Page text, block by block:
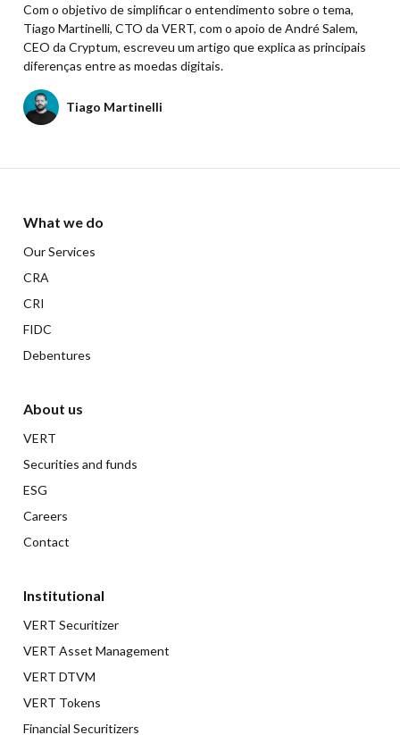
Com o objetivo de simplificar o entendimento sobre o tema,
Tiago Martinelli, CTO da VERT, com o apoio de André Salem,
CEO da Cryptum, escreveu um artigo que explica as principais
diferenças entre as moedas digitais.
Tiago Martinelli
What we do
Our Services
CRA
CRI
FIDC
Debentures
About us
VERT
Securities and funds
ESG
Careers
Contact
Institutional
VERT Securitizer
VERT Asset Management
VERT DTVM
VERT Tokens
Financial Securitizers